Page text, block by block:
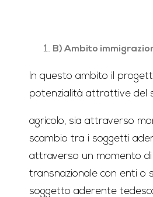
B) Ambito
In questo ambito il
potenzialità attrattive del
agricolo, sia attraverso
scambio tra i soggetti
attraverso un momento
transnazionale con enti o
soggetto aderente